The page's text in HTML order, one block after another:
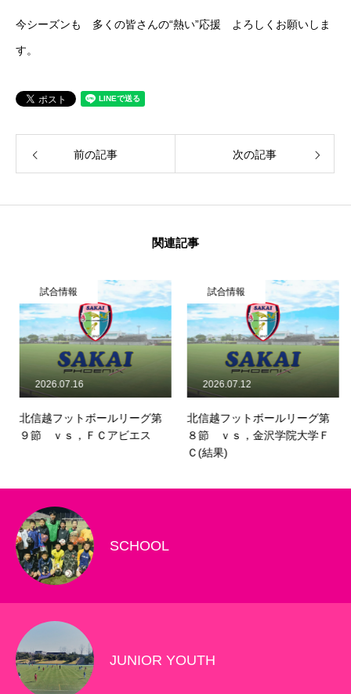
今シーズンも 多くの皆さんの“熱い”応援 よろしくお願いしま
す。
前の記事 次の記事
関連記事
試合情報
北信越フットボールリーグ第
９節 ｖｓ，ＦＣアビエス
2026.07.16
試合情報
北信越フットボールリーグ第
８節 ｖｓ，金沢学院大学Ｆ
Ｃ(結果)
2026.07.12
SCHOOL
JUNIOR YOUTH